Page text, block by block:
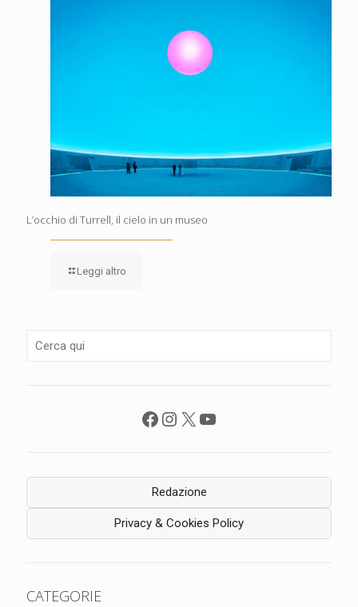
L’occhio di Turrell, il cielo in un museo
Leggi altro
Facebook
Instagram
X YouTube
Redazione
Privacy & Cookies Policy
CATEGORIE